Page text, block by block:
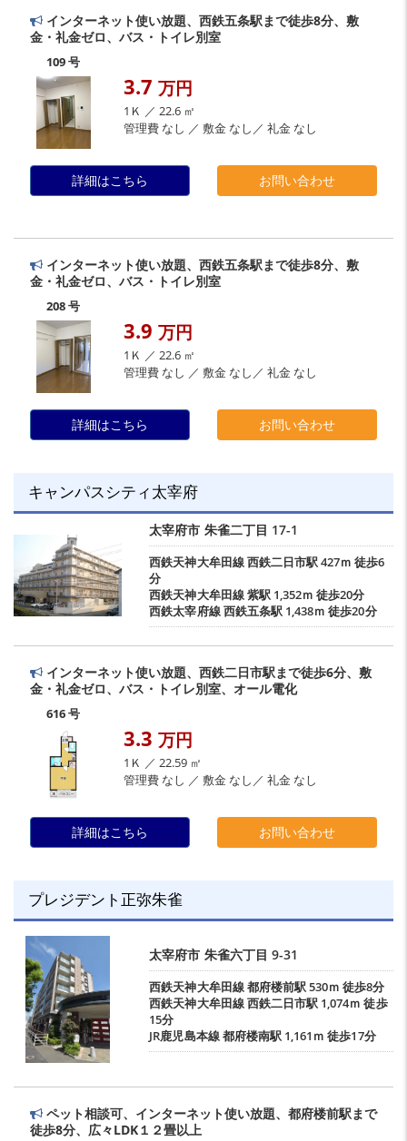
インターネット使い放題、西鉄五条駅まで徒歩8分、敷
金・礼金ゼロ、バス・トイレ別室
109 号
3.7 万円
1Ｋ ／ 22.6 ㎡
管理費 なし ／ 敷金 なし／ 礼金 なし
詳細はこちら お問い合わせ
インターネット使い放題、西鉄五条駅まで徒歩8分、敷
金・礼金ゼロ、バス・トイレ別室
208 号
3.9 万円
1Ｋ ／ 22.6 ㎡
管理費 なし ／ 敷金 なし／ 礼金 なし
詳細はこちら お問い合わせ
キャンパスシティ太宰府
太宰府市 朱雀二丁目 17-1
西鉄天神大牟田線西鉄二日市駅427ｍ 徒歩6
分
西鉄天神大牟田線紫駅1,352ｍ 徒歩20分
西鉄太宰府線西鉄五条駅1,438ｍ 徒歩20分
インターネット使い放題、西鉄二日市駅まで徒歩6分、敷
金・礼金ゼロ、バス・トイレ別室、オール電化
616 号
3.3 万円
1Ｋ ／ 22.59 ㎡
管理費 なし ／ 敷金 なし／ 礼金 なし
詳細はこちら お問い合わせ
プレジデント正弥朱雀
太宰府市 朱雀六丁目 9-31
西鉄天神大牟田線都府楼前駅530ｍ 徒歩8分
西鉄天神大牟田線西鉄二日市駅 1,074ｍ 徒歩
15分
JR鹿児島本線都府楼南駅1,161ｍ 徒歩17分
ペット相談可、インターネット使い放題、都府楼前駅まで
徒歩8分、広々LDK１２畳以上